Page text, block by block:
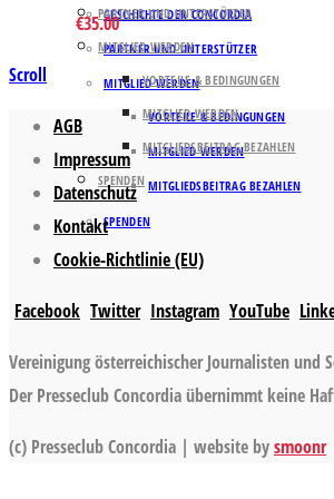
GESCHICHTE DER CONCORDIA
PARTNER UND UNTERSTÜTZER
MITGLIED WERDEN
VORTEILE & BEDINGUNGEN
MITGLIED WERDEN
MITGLIEDSBEITRAG BEZAHLEN
SPENDEN
PARTNER UND UNTERSTÜTZER
MITGLIED WERDEN
VORTEILE & BEDINGUNGEN
MITGLIED WERDEN
MITGLIEDSBEITRAG BEZAHLEN
SPENDEN
€35.00
Scroll
AGB
Impressum
Datenschutz
Kontakt
Cookie-Richtlinie (EU)
Facebook Twitter Instagram YouTube
Vereinigung österreichischer Journalisten und
Der Presseclub Concordia übernimmt keine
(c) Presseclub Concordia | website bysmoonr